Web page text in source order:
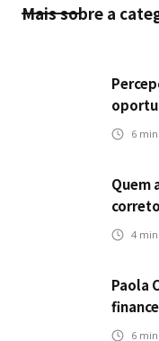
Mais sobre a
6
Quem
errado
4
Paola
da ENS
6